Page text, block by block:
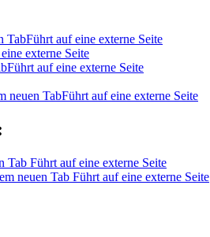
TabFührt auf eine externe Seite
externe Seite
Führt auf eine externe Seite
neuen TabFührt auf eine externe Seite
Tab Führt auf eine externe Seite
neuen Tab Führt auf eine externe Seite